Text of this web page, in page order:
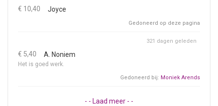
€ 10,40 Joyce
Gedoneerd op deze pagina
€ 5,40 A. Noniem
Het is goed werk.
321 dagen geleden
Gedoneerd bij: Moniek Arends
- - Laad meer - -